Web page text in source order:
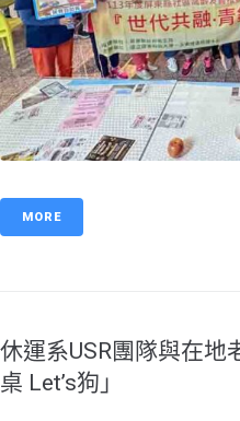
MORE
休運系USR團隊與在地
桌 Let’s狗」